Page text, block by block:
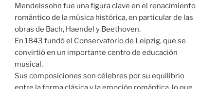
Mendelssohn fue una figura clave en el renacimiento
romántico de la música histórica, en particular de las
obras de Bach, Haendel y Beethoven.
En 1843 fundó el Conservatorio de Leipzig, que se
convirtió en un importante centro de educación
musical.
Sus composiciones son célebres por su equilibrio